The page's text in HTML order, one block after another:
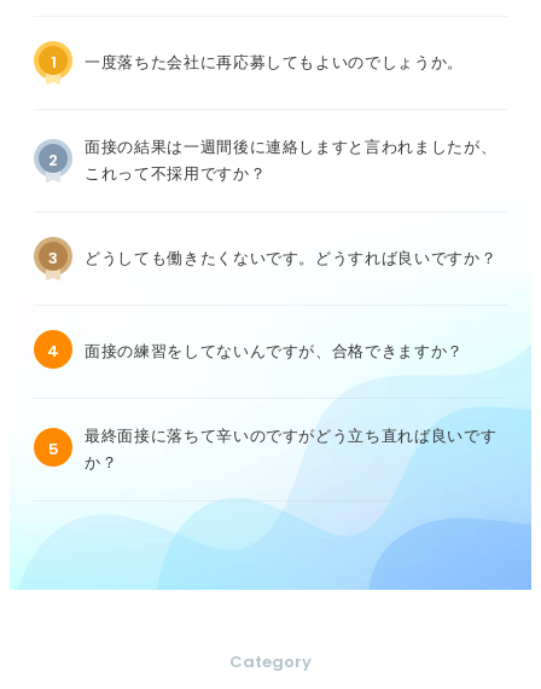
1 一度落ちた会社に再応募してもよいのでしょうか。
2
面接の結果は一週間後に連絡しますと言われましたが、
これって不採用ですか？
3 どうしても働きたくないです。どうすれば良いですか？
4 面接の練習をしてないんですが、合格できますか？
5
最終面接に落ちて辛いのですがどう立ち直れば良いです
か？
Category